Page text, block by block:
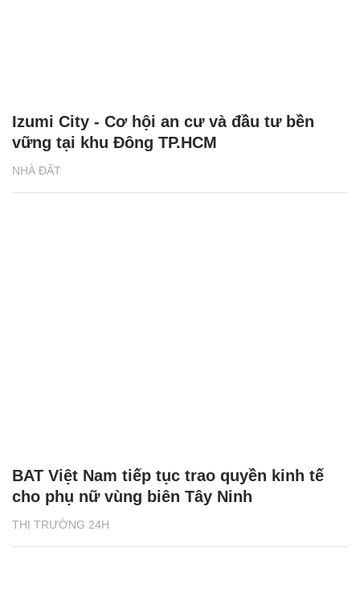
NHÀ ĐẤT
Izumi City - Cơ hội an cư và đầu tư bền
vững tại khu Đông TP.HCM
THỊ TRƯỜNG 24H
BAT Việt Nam tiếp tục trao quyền kinh tế
cho phụ nữ vùng biên Tây Ninh